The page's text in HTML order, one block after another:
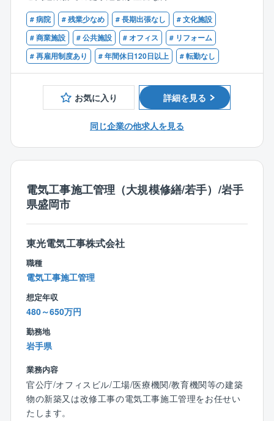
【職務の特徴】
〇働きやすい環境：土日祝休み／年間休日126日 有給
休暇20日/年
〇やりがい：物件の規模は数億～数十億と様々ですの
で、キャリアに応じてご対応いただけます。
ブランド価値のある建物やシンボルマークに携わるこ
とも多く、やりがいを感じられる職務内容です。
有)、財形制度、退職金制度 他
〇社是『良心的な電気工事』が根付いた誠実な仕事へ
の取組姿勢
〇電気設備工事業界の中で上位売上高（独立系ではト
ップクラス）
〇独立系･非上場企業ならではの自分達が事業の主体の
迅速かつ柔軟な経営方針の決定
〇個性･発想を大事にする社内風土
〇有名･大規模物件へ携わることが可能
〇建物の種類も多岐に渡るため様々な経験が可能
【歓迎】
〇CAD（使用ソフトはTfas）
※AutoCADの経験あればOK
# 病院 # 残業少なめ # 長期出張なし
# 文化施設
# 商業施設
# 公共施設 # オフィス
# リフォーム
# 再雇用制度あり
# 年間休日120日以上 # 転勤なし
お気に入り 詳細を見る
同じ企業の他求人を見る
電気工事施工管理（大規模修繕/若手）/岩手
県盛岡市
東光電気工事株式会社
職種
電気工事施工管理
想定年収
480～650万円
勤務地
岩手県
業務内容
官公庁/オフィスビル/工場/医療機関/教育機関等の建築
物の新築又は改修工事の電気工事施工管理をお任せい
たします。